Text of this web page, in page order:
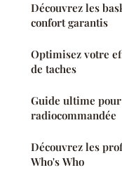
Découvrez les
confort garantis
Optimisez votre
de taches
Guide ultime
radiocommandée
Découvrez les
Who's Who